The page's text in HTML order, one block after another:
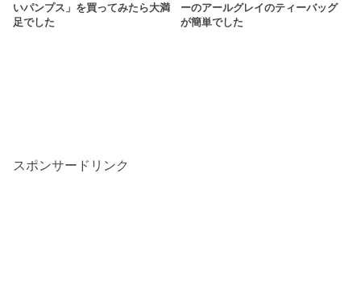
いパンプス」を買ってみたら大満
足でした
ーのアールグレイのティーバッグ
が簡単でした
スポンサードリンク